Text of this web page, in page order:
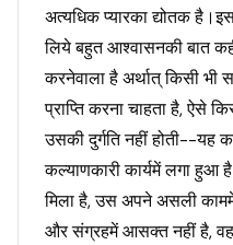
अत्यधिक प्यारका द्योतक
लिये बहुत आश्वासनकी बात
करनेवाला है अर्थात् किसी भी
प्राप्ति करना चाहता है, ऐसे
उसकी दुर्गति नहीं होती--यह
कल्याणकारी कार्यमें लगा हुआ
मिला है, उस अपने असली
और संग्रहमें आसक्त नहीं है, वह